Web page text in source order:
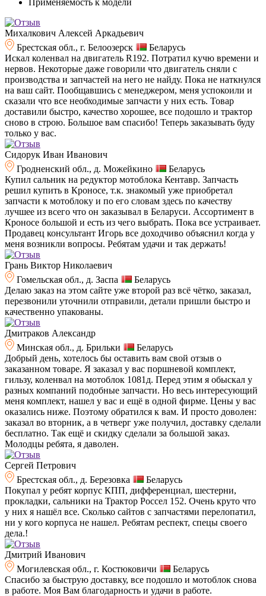
Михалкович Алексей Аркадьевич
Брестская обл., г. Белоозерск
Беларусь
Искал коленвал на двигатель R192. Потратил кучю времени и
нервов. Некоторые даже говорили что двигатель сняли с
производства и запчастей на него не найду. Пока не наткнулся
на ваш сайт. Пообщавшись с менеджером, меня успокоили и
сказали что все необходимые запчасти у них есть. Товар
доставили быстро, качество хорошее, все подошло и трактор
сново в строю. Большое вам спасибо! Теперь заказывать буду
только у вас.
Сидорук Иван Иванович
Гродненский обл., д. Можейкино
Беларусь
Купил сальник на редуктор мотоблока Кентавр. Запчасть
решил купить в Кроносе, т.к. знакомый уже приобретал
запчасти к мотоблоку и по его словам здесь по качеству
лучшее из всего что он заказывал в Беларуси. Ассортимент в
Кроносе большой и есть из чего выбрать. Пока все устраивает.
Продавец консультант Игорь все доходчиво объяснил когда у
меня возникли вопросы. Ребятам удачи и так держать!
Грань Виктор Николаевич
Гомельская обл., д. Заспа
Беларусь
Делаю заказ на этом сайте уже второй раз всё чётко, заказал,
перезвонили уточнили отправили, детали пришли быстро и
качественно упакованы.
Дмитраков Александр
Минская обл., д. Брильки
Беларусь
Добрый день, хотелось бы оставить вам свой отзыв о
заказанном товаре. Я заказал у вас поршневой комплект,
гильзу, коленвал на мотоблок 1081д. Перед этим я обыскал у
разных компаний подобные запчасти. Но весь интересующий
меня комплект, нашел у вас и ещё в одной фирме. Цены у вас
оказались ниже. Поэтому обратился к вам. И просто доволен:
заказал во вторник, а в четверг уже получил, доставку сделали
бесплатно. Так ещё и скидку сделали за большой заказ.
Молодцы ребята, я даволен.
Сергей Петрович
Брестская обл., д. Березовка
Беларусь
Покупал у ребят корпус КПП, дифференциал, шестерни,
прокладки, сальники на Трактор Россел 152. Очень круто что
у них я нашёл все. Сколько сайтов с запчастями перелопатил,
ни у кого корпуса не нашел. Ребятам респект, спецы своего
дела.!
Дмитрий Иванович
Могилевская обл., г. Костюковичи
Беларусь
Спасибо за быструю доставку, все подошло и мотоблок снова
в работе. Моя Вам благодарность и удачи в работе.